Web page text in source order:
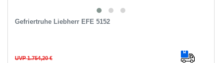
Gefriertruhe Liebherr EFE 5152
UVP 1.754,20 €